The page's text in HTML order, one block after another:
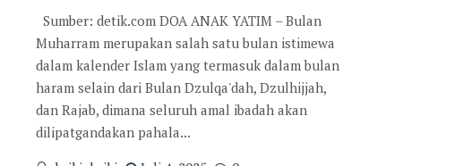
Sumber: detik.com DOA ANAK YATIM – Bulan
Muharram merupakan salah satu bulan istimewa
dalam kalender Islam yang termasuk dalam bulan
haram selain dari Bulan Dzulqa'dah, Dzulhijjah,
dan Rajab, dimana seluruh amal ibadah akan
dilipatgandakan pahala...